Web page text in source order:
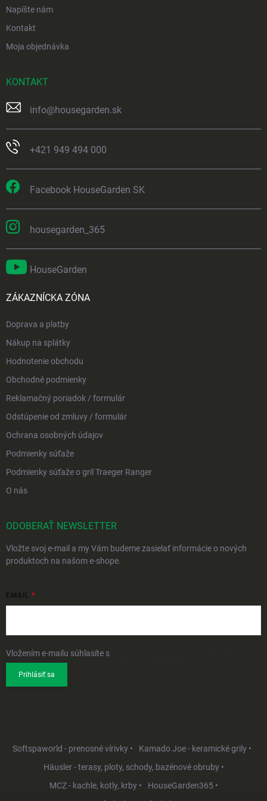
Napíšte nám
Kontakt
Moja objednávka
KONTAKT
info@housegarden.sk
+421 949 494 000
Facebook HouseGarden SK
housegarden_365
HouseGarden
ZÁKAZNÍCKA ZÓNA
Doprava a platby
Nákup na splátky
Hodnotenie obchodu
Obchodné podmienky
Reklamačný poriadok / formulár
Odstúpenie od zmluvy / formulár
Ochrana osobných údajov
Podmienky súťaže
Podmienky súťaže o gril Traeger Ranger
O nás
ODOBERAŤ NEWSLETTER
Vložte svoj e-mail a my Vám budeme zasielať informácie o nových
produktoch na našom e-shope.
EMAIL
Vložením e-mailu súhlasíte s
Prihlásiť sa
Softspaworld - prenosné vírivky •
Kamado Joe - keramické grily •
Häusler - terasy, ploty, schody, bazénové obruby •
MCZ - kachle, kotly, krby •
HouseGarden365 •